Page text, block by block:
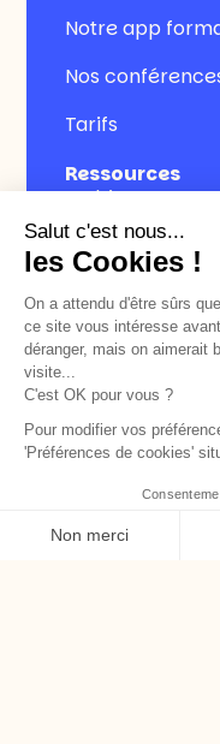
Salut c'est nous...
les Cookies !
On a attendu d'être sûrs
ce site vous intéresse
déranger, mais on aimerait
visite...
C'est OK pour vous ?
Pour modifier vos
'Préférences de cookies'
Non merci
Notre app
Nos
Tarifs
Ressources
Webinars
Guides pratiques
Articles
Newsletter